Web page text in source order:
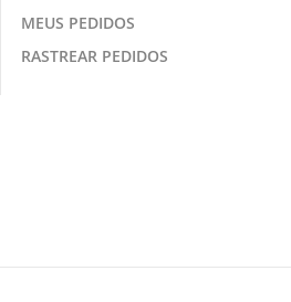
MEUS PEDIDOS
RASTREAR PEDIDOS